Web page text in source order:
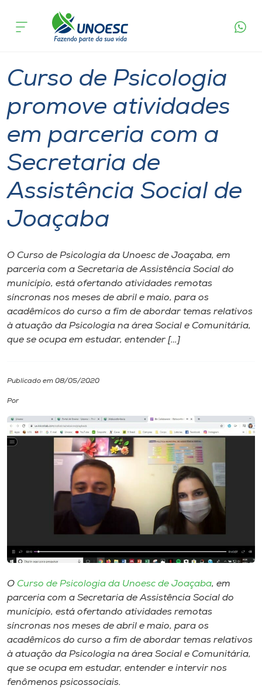
Cursos
Atendimento ao Estudante
Portal de Ensino
Unoesc
Internacionalização
I.nova
Diplomados
Biblioteca
Unoesc
Store
Selecione
acontece
de Joaçaba
Curso de Psicologia
promove atividades
em parceria com a
Secretaria de
Assistência Social de
Joaçaba
O Curso de Psicologia da Unoesc de Joaçaba, em
parceria com a Secretaria de Assistência Social do
município, está ofertando atividades remotas
síncronas nos meses de abril e maio, para os
acadêmicos do curso a fim de abordar temas relativos
à atuação da Psicologia na área Social e Comunitária,
que se ocupa em estudar, entender […]
Publicado em 08/05/2020
Por
O Curso de Psicologia da Unoesc de Joaçaba, em
parceria com a Secretaria de Assistência Social do
município, está ofertando atividades remotas
síncronas nos meses de abril e maio, para os
acadêmicos do curso a fim de abordar temas relativos
à atuação da Psicologia na área Social e Comunitária,
que se ocupa em estudar, entender e intervir nos
fenômenos psicossociais.